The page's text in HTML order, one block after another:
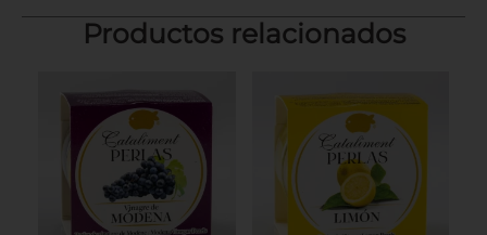
Productos relacionados